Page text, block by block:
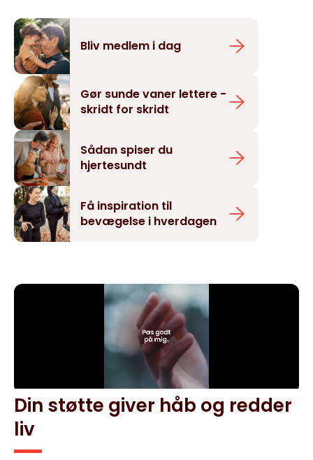
Bliv medlem i dag
Gør sunde vaner lettere -
skridt for skridt
Sådan spiser du
hjertesundt
Få inspiration til
bevægelse i hverdagen
Din støtte giver håb og redder
liv